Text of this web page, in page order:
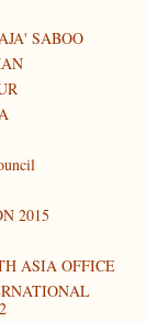
SABOO
2015
ASIA OFFICE